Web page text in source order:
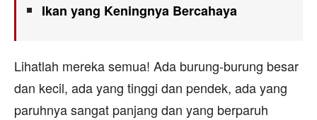
Ikan yang Keningnya Bercahaya
Lihatlah mereka semua! Ada burung-burung besar
dan kecil, ada yang tinggi dan pendek, ada yang
paruhnya sangat panjang dan yang berparuh